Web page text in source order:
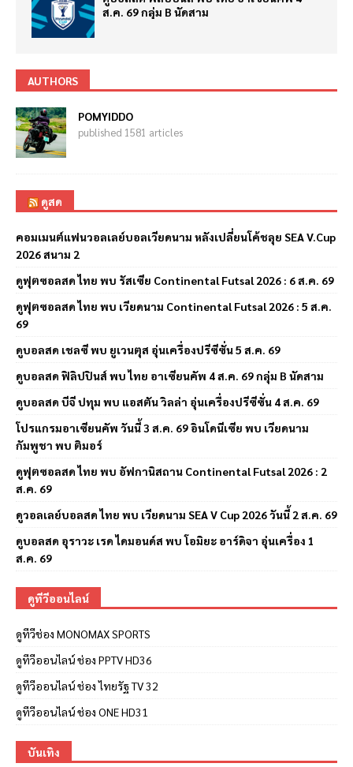
ส.ค. 69 กลุ่ม B นัดสาม
AUTHORS
POMYIDDO
published 1581 articles
ดูสด
คอมเมนต์แฟนวอลเลย์บอลเวียดนาม หลังเปลี่ยนโค้ชลุย SEA V.Cup
2026 สนาม 2
ดูฟุตซอลสด ไทย พบ รัสเซีย Continental Futsal 2026 : 6 ส.ค. 69
ดูฟุตซอลสด ไทย พบ เวียดนาม Continental Futsal 2026 : 5 ส.ค.
69
ดูบอลสด เชลซี พบ ยูเวนตุส อุ่นเครื่องปรีซีซั่น 5 ส.ค. 69
ดูบอลสด ฟิลิปปินส์ พบ ไทย อาเซียนคัพ 4 ส.ค. 69 กลุ่ม B นัดสาม
ดูบอลสด บีจี ปทุม พบ แอสตัน วิลล่า อุ่นเครื่องปรีซีซั่น 4 ส.ค. 69
โปรแกรมอาเซียนคัพ วันนี้ 3 ส.ค. 69 อินโดนีเซีย พบ เวียดนาม
กัมพูชา พบ ติมอร์
ดูฟุตซอลสด ไทย พบ อัฟกานิสถาน Continental Futsal 2026 : 2
ส.ค. 69
ดูวอลเลย์บอลสด ไทย พบ เวียดนาม SEA V Cup 2026 วันนี้ 2 ส.ค. 69
ดูบอลสด อุราวะ เรด ไดมอนด์ส พบ โอมิยะ อาร์ดิจา อุ่นเครื่อง 1
ส.ค. 69
ดูทีวีออนไลน์
ดูทีวีช่อง MONOMAX SPORTS
ดูทีวีออนไลน์ ช่อง PPTV HD36
ดูทีวีออนไลน์ ช่อง ไทยรัฐ TV 32
ดูทีวีออนไลน์ ช่อง ONE HD31
บันเทิง